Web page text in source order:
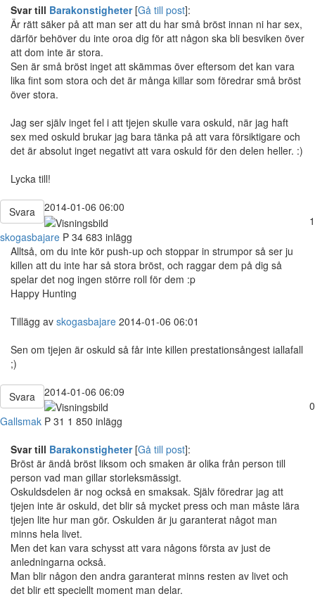
Svar till Barakonstigheter[Gå till post]:
Är rätt säker på att man ser att du har små bröst innan ni har sex,
därför behöver du inte oroa dig för att någon ska bli besviken över
att dom inte är stora.
Sen är små bröst inget att skämmas över eftersom det kan vara
lika fint som stora och det är många killar som föredrar små bröst
över stora.
Jag ser själv inget fel i att tjejen skulle vara oskuld, när jag haft
sex med oskuld brukar jag bara tänka på att vara försiktigare och
det är absolut inget negativt att vara oskuld för den delen heller. :)
Lycka till!
Svara
2014-01-06 06:00
1
skogasbajare P 34 683 inlägg
Alltså, om du inte kör push-up och stoppar in strumpor så ser ju
killen att du inte har så stora bröst, och raggar dem på dig så
spelar det nog ingen större roll för dem :p
Happy Hunting
Tillägg av skogasbajare 2014-01-06 06:01
Sen om tjejen är oskuld så får inte killen prestationsångest iallafall
;)
Svara
2014-01-06 06:09
0
Gallsmak P 31 1 850 inlägg
Svar till Barakonstigheter[Gå till post]:
Bröst är ändå bröst liksom och smaken är olika från person till
person vad man gillar storleksmässigt.
Oskuldsdelen är nog också en smaksak. Själv föredrar jag att
tjejen inte är oskuld, det blir så mycket press och man måste lära
tjejen lite hur man gör. Oskulden är ju garanterat något man
minns hela livet.
Men det kan vara schysst att vara någons första av just de
anledningarna också.
Man blir någon den andra garanterat minns resten av livet och
det blir ett speciellt moment man delar.